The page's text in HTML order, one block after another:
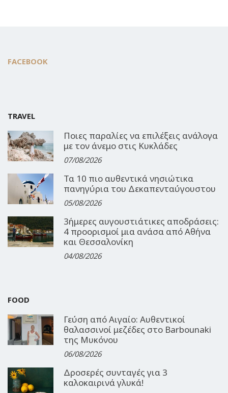
FACEBOOK
TRAVEL
Ποιες παραλίες να επιλέξεις ανάλογα
με τον άνεμο στις Κυκλάδες
07/08/2026
Τα 10 πιο αυθεντικά νησιώτικα
πανηγύρια του Δεκαπενταύγουστου
05/08/2026
3ήμερες αυγουστιάτικες αποδράσεις:
4 προορισμοί μια ανάσα από Αθήνα
και Θεσσαλονίκη
04/08/2026
FOOD
Γεύση από Αιγαίο: Αυθεντικοί
θαλασσινοί μεζέδες στο Barbounaki
της Μυκόνου
06/08/2026
Δροσερές συνταγές για 3
καλοκαιρινά γλυκά!